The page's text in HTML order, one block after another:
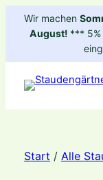
ZumWir machen
August! *** 5%
Start / Alle